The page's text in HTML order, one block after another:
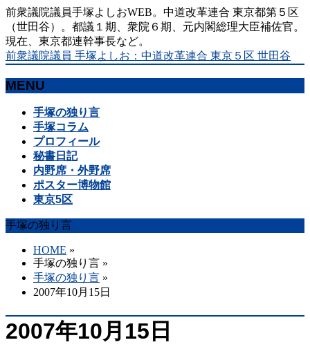
前衆議院議員手塚よしおWEB。中道改革連合 東京都第５区
（世田谷）。都議１期、衆院６期、元内閣総理大臣補佐官。
現在、東京都連幹事長など。
前衆議院議員 手塚よしお：中道改革連合 東京５区 世田谷
MENU
手塚の独り言
手塚コラム
プロフィール
秘書日記
内野席・外野席
ポスター博物館
東京5区
手塚の独り言
HOME »
手塚の独り言 »
手塚の独り言 »
2007年10月15日
2007年10月15日